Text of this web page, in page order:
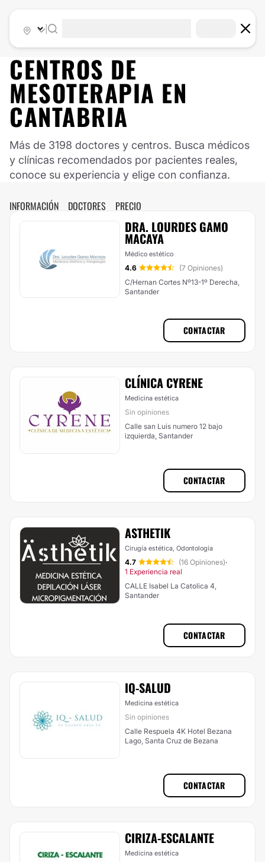
CENTROS DE
MESOTERAPIA EN
CANTABRIA
Más de 3198 doctores y centros. Busca médicos
y clínicas recomendados por pacientes reales,
conoce su experiencia y elige con confianza.
INFORMACIÓN DOCTORES PRECIO
DRA. LOURDES GAMO
MACAYA
Médico estético
4.6
(7 Opiniones)
C/Hernan Cortes Nº13-1º Derecha,
Santander
CONTACTAR
CLÍNICA CYRENE
Medicina estética
Sin opiniones
Calle san Luis numero 12 bajo
izquierda, Santander
CONTACTAR
ASTHETIK
Cirugía estética, Odontología
4.7 (16 Opiniones)·
1 Experiencia real
CALLE Isabel La Catolica 4,
Santander
CONTACTAR
IQ-SALUD
Medicina estética
Sin opiniones
Calle Respuela 4K Hotel Bezana
Lago, Santa Cruz de Bezana
CONTACTAR
CIRIZA-ESCALANTE
Medicina estética